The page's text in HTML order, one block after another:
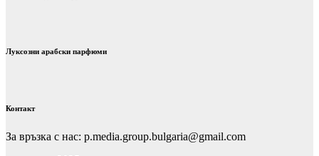
Луксозни арабски парфюми
Контакт
За връзка с нас: p.media.group.bulgaria@gmail.com